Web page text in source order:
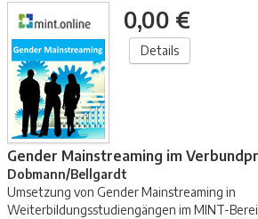
0,00 €
Details
Gender Mainstreaming im
Dobmann/Bellgardt
Umsetzung von Gender Mainstreaming in
Weiterbildungsstudiengängen im MINT-